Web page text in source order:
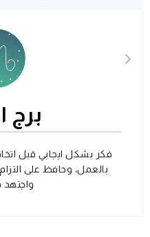
برج
فكر بشكل ايجابي قبل
بالعمل، وحافظ على